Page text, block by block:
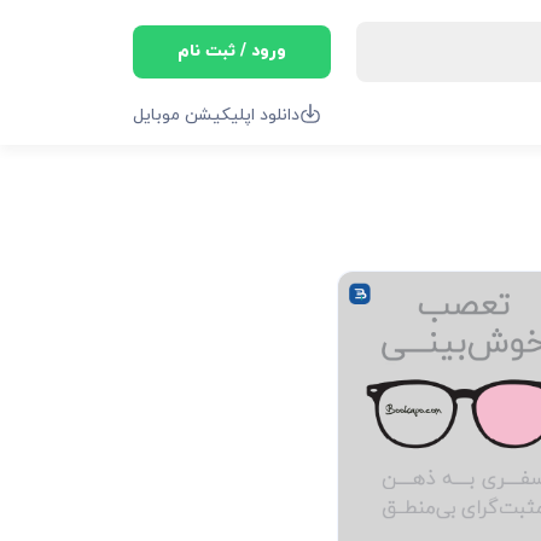
ورود / ثبت نام
دانلود اپلیکیشن موبایل